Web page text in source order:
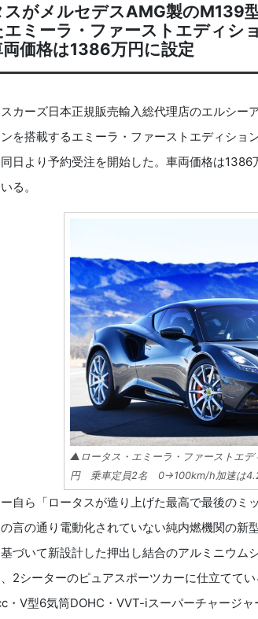
スがメルセデスAMG製のM139
エミーラ・ファーストエディシ
価格は1386万円に設定
カーズ日本正規販売輸入総代理店のエルシ
を搭載するエミーラ・ファーストエディシ
日より予約受注を開始した。車両価格は
る。
▲ロータス・エミーラ・ファーストエ
円 乗車定員2名 0→100km/h加速は
自ら「ロータスが造り上げた最高で最後のミ
言の通り電動化されていない純内燃機関の新
づいて新設計した押出し結合のアルミニウム
2シーターのピュアスポーツカーに仕立てて
・V型6気筒DOHC・VVT-iスーパーチャージ